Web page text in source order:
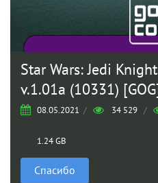
Star Wars: Jedi
v.1.01a (10331)
08.05.2021 / 34 529 /
1.24 GB
Спасибо